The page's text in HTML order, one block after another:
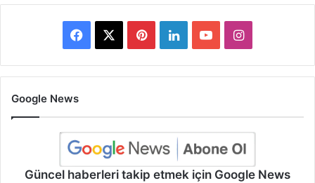
Facebook PinterestLinkedInYouTubeInstagram
Google News
Güncel haberleri takip etmek için Google News